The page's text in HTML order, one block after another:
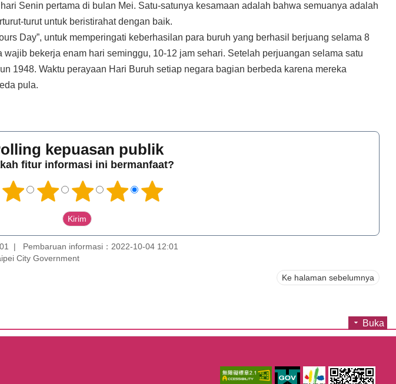
Senin pertama di bulan Mei. Satu-satunya kesamaan adalah bahwa semuanya adalah
turut untuk beristirahat dengan baik.
Day”, untuk memperingati keberhasilan para buruh yang berhasil berjuang selama 8
bekerja enam hari seminggu, 10-12 jam sehari. Setelah perjuangan selama satu
1948. Waktu perayaan Hari Buruh setiap negara bagian berbeda karena mereka
pula.
kepuasan publik
fitur informasi ini bermanfaat?
Pembaruan informasi：2022-10-04 12:01
City Government
Ke halaman sebelumnya
Buka